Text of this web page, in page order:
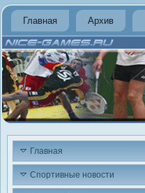
Главная Архив
Главная
Спортивные новости